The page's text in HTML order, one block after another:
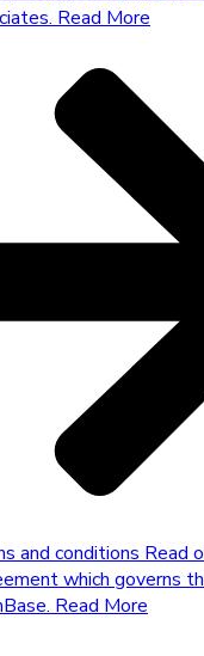
Read More
and conditionsRead
which governs
Read More